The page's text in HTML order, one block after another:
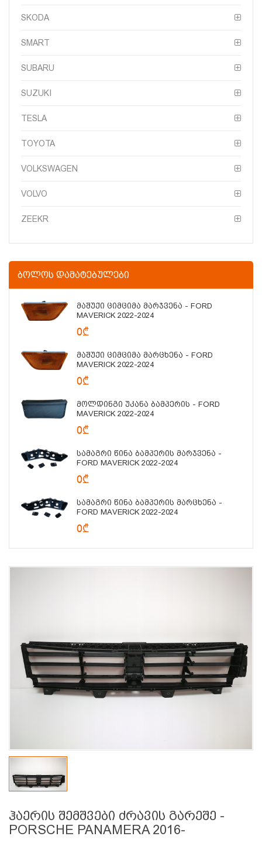
SKODA
SMART
SUBARU
SUZUKI
TESLA
TOYOTA
VOLKSWAGEN
VOLVO
ZEEKR
ᲑᲝᲚᲝᲡ ᲓᲐᲛᲐᲢᲔᲑᲣᲚᲔᲑᲘ
Მაშუქი Ციმციმა Მარჯვენა - FORD
MAVERICK 2022-2024
0₾
Მაშუქი Ციმციმა Მარცხენა - FORD
MAVERICK 2022-2024
0₾
Მოლდინგი Უკანა Ბამპერის - FORD
MAVERICK 2022-2024
0₾
Სამაგრი Წინა Ბამპერის Მარჯვენა -
FORD MAVERICK 2022-2024
0₾
Სამაგრი Წინა Ბამპერის Მარცხენა -
FORD MAVERICK 2022-2024
0₾
ჰაერის შემშვები ძრავის გარეშე -
PORSCHE PANAMERA 2016-